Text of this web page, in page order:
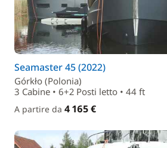
Seamaster 45 (2022)
Górkło (Polonia)
3 Cabine • 6+2 Posti letto • 44 ft
A partire da 4 165 €